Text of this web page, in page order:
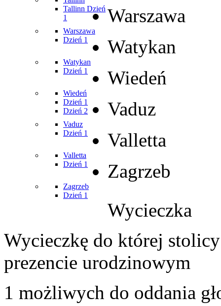
Tallinn Dzień
1
Warszawa
Warszawa
Dzień 1
Watykan
Watykan
Dzień 1
Wiedeń
Wiedeń
Dzień 1
Dzień 2
Vaduz
Vaduz
Dzień 1
Valletta
Valletta
Dzień 1
Zagrzeb
Zagrzeb
Dzień 1
Wycieczka
Wycieczkę do której
prezencie urodzinowym
1 możliwych do oddania